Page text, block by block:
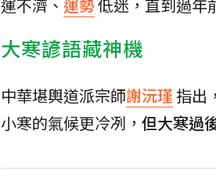
運不濟、 運勢低迷，直到過年
大寒諺語藏神機
中華堪輿道派宗師謝沅瑾指出
小寒的氣候更冷冽， 但大寒過